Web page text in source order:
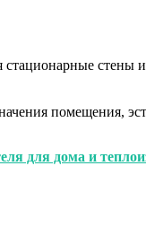
помещения,
для дома и